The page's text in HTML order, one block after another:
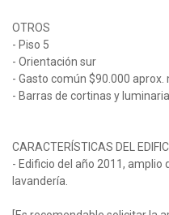
OTROS
- Piso 5
- Orientación sur
- Gasto común $90.000
- Barras de cortinas y
CARACTERÍSTICAS DEL
- Edificio del año 2011,
lavandería.